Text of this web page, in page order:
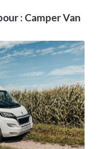
: Camper Van